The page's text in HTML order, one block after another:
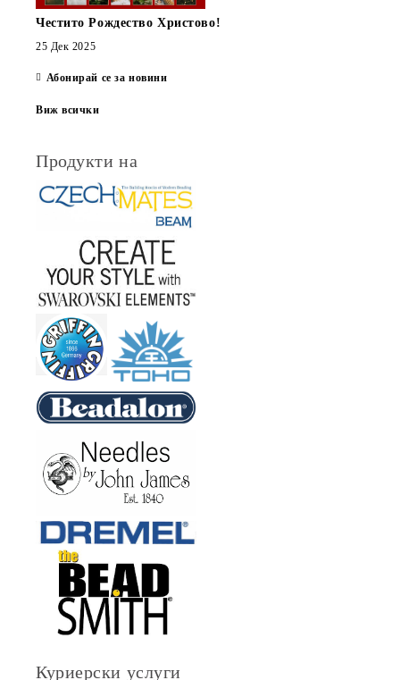
Честито Рождество Христово!
25 Дек 2025
Абонирай се за новини
Виж всички
Продукти на
Куриерски услуги